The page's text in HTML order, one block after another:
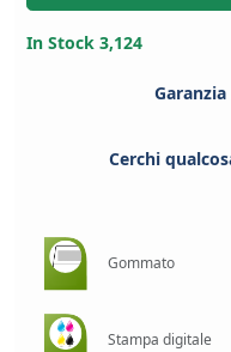
In Stock 3,124
Cerchi
Gommato
Stampa digitale